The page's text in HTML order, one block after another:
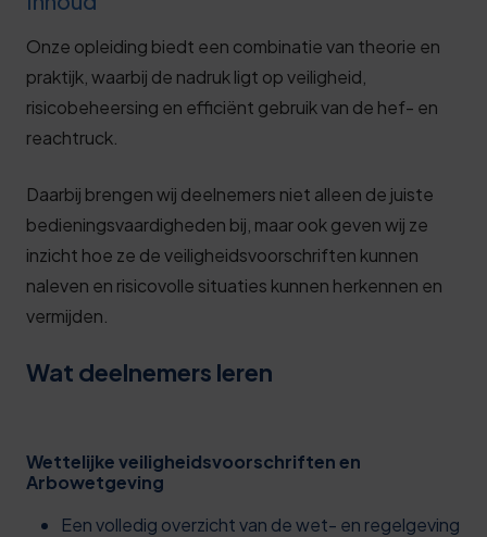
Onze opleiding biedt een combinatie van theorie en
praktijk, waarbij de nadruk ligt op veiligheid,
risicobeheersing en efficiënt gebruik van de hef- en
reachtruck.
Daarbij brengen wij deelnemers niet alleen de juiste
bedieningsvaardigheden bij, maar ook geven wij ze
inzicht hoe ze de veiligheidsvoorschriften kunnen
naleven en risicovolle situaties kunnen herkennen en
vermijden.
Wat deelnemers leren
Wettelijke veiligheidsvoorschriften en
Arbowetgeving
Een volledig overzicht van de wet- en regelgeving